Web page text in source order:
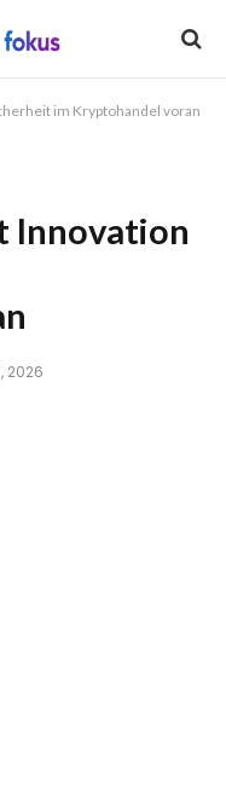
im Kryptohandel voran
Innovation
2026